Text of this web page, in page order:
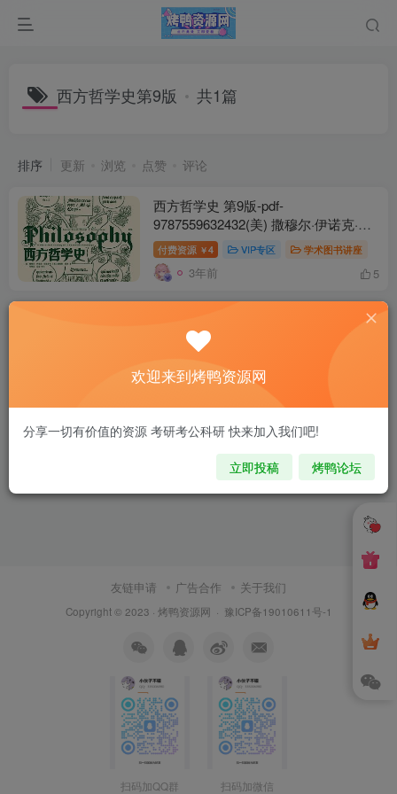
西方哲学史第9版 共1篇
排序 更新 浏览 点赞 评论
西方哲学史 第9版-pdf-
9787559632432(美) 撒穆尔·伊诺克·斯
通普夫
付费资源 ￥4 VIP专区 学术图书讲座
3年前 5
友链申请 广告合作 关于我们
Copyright © 2023 · 烤鸭资源网 · 豫ICP备19010611号-1
扫码加QQ群 扫码加微信
欢迎来到烤鸭资源网
分享一切有价值的资源 考研考公科研 快来加入我们吧!
立即投稿 烤鸭论坛